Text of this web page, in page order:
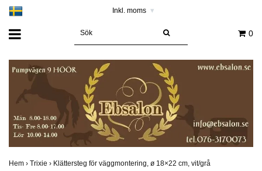
Inkl. moms ▾
0
Hem › Trixie › Klättersteg för väggmontering, ø 18×22 cm, vit/grå